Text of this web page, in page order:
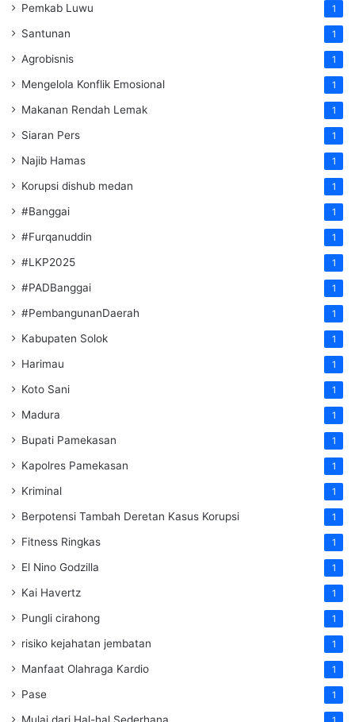
Pemkab Luwu 1
Santunan 1
Agrobisnis 1
Mengelola Konflik Emosional 1
Makanan Rendah Lemak 1
Siaran Pers 1
Najib Hamas 1
Korupsi dishub medan 1
#Banggai 1
#Furqanuddin 1
#LKP2025 1
#PADBanggai 1
#PembangunanDaerah 1
Kabupaten Solok 1
Harimau 1
Koto Sani 1
Madura 1
Bupati Pamekasan 1
Kapolres Pamekasan 1
Kriminal 1
Berpotensi Tambah Deretan Kasus Korupsi 1
Fitness Ringkas 1
El Nino Godzilla 1
Kai Havertz 1
Pungli cirahong 1
risiko kejahatan jembatan 1
Manfaat Olahraga Kardio 1
Pase 1